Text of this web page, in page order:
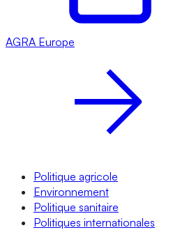
AGRA Europe
Politique agricole
Environnement
Politique sanitaire
Politiques internationales